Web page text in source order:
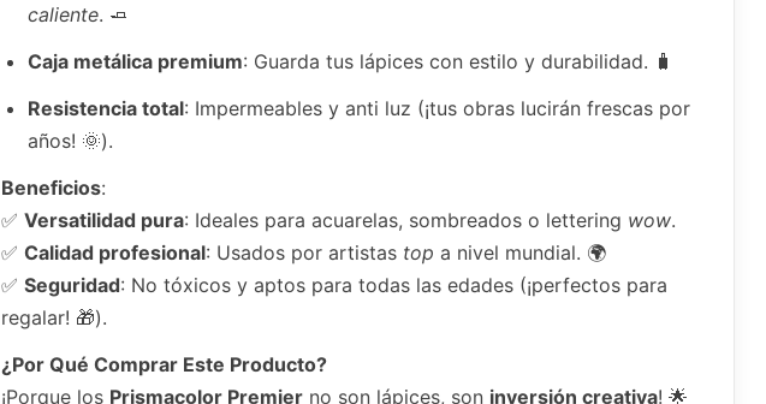
caliente. 🧈
Caja metálica premium: Guarda tus lápices con estilo y durabilidad. 🧳
Resistencia total: Impermeables y anti luz (¡tus obras lucirán frescas por
años! 🌞).
Beneficios:
✅ Versatilidad pura: Ideales para acuarelas, sombreados o lettering wow.
✅ Calidad profesional: Usados por artistas top a nivel mundial. 🌍
✅ Seguridad: No tóxicos y aptos para todas las edades (¡perfectos para
regalar! 🎁).
¿Por Qué Comprar Este Producto?
¡Porque los Prismacolor Premierno son lápices, son inversión creativa! 🌟